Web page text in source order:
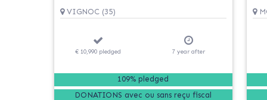
VIGNOC (35)
€ 10,990 pledged 7yearafter
109% pledged
DONATIONS